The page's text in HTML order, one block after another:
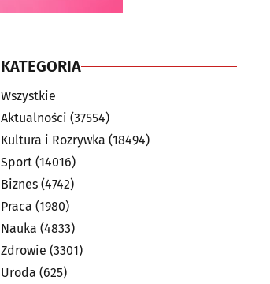
KATEGORIA
Wszystkie
Aktualności (37554)
Kultura i Rozrywka (18494)
Sport (14016)
Biznes (4742)
Praca (1980)
Nauka (4833)
Zdrowie (3301)
Uroda (625)